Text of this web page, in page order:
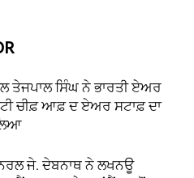
ਤੇਜਪਾਲ ਸਿੰਘ ਨੇ ਭਾਰਤੀ ਏਅਰ
ਚੀਫ਼ ਆਫ਼ ਦ ਏਅਰ ਸਟਾਫ਼ ਦਾ
ਜੇ. ਦੇਬਨਾਥ ਨੇ ਲਖਨਊ